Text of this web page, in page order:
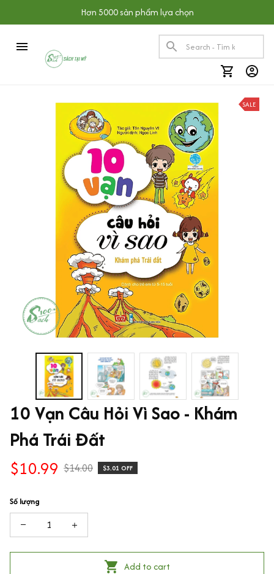
Hơn 5000 sản phẩm lựa chọn
SALE
10 Vạn Câu Hỏi Vì Sao - Khám
Phá Trái Đất
$10.99 $14.00 $3.01 OFF
Số lượng
Add to cart